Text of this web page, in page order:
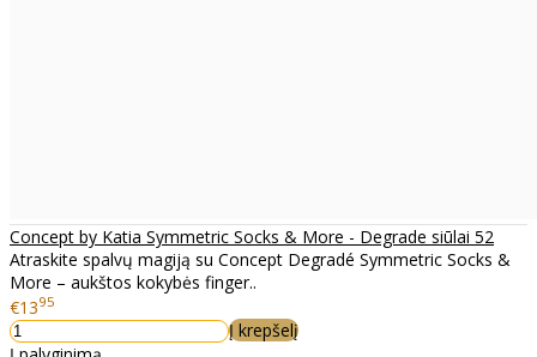
Concept by Katia Symmetric Socks & More - Degrade siūlai 52
Atraskite spalvų magiją su Concept Degradé Symmetric Socks &
More – aukštos kokybės finger..
€1395
Į krepšelį